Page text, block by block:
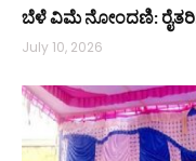
ಬೆಳೆ ವಿಮೆ ನೋಂದಣಿ:
July 10, 2026